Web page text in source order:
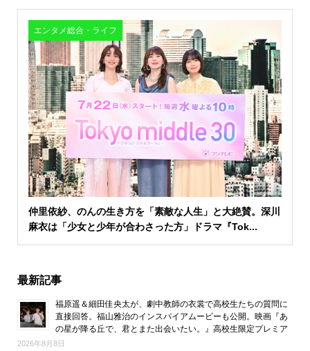
エンタメ総合・ライフ
仲里依紗、のんの生き方を「素敵な人生」と大絶賛。深川
麻衣は「少女と少年が合わさった方」ドラマ『Tok...
最新記事
福原遥＆細田佳央太が、劇中教師の衣裳で高校生たちの質問に
直接回答。福山雅治のインスパイアムービーも公開。映画『あ
の星が降る丘で、君とまた出会いたい。』高校生限定プレミア
2026年8月8日